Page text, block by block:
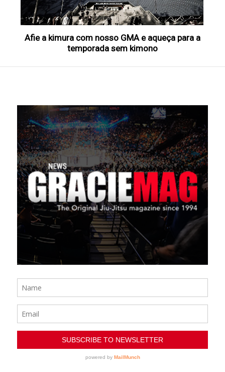
Afie a kimura com nosso GMA e aqueça para a
temporada sem kimono